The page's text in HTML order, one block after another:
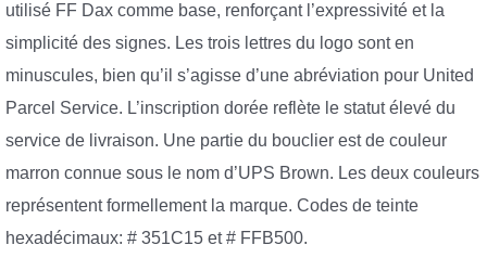
utilisé FF Dax comme base, renforçant l’expressivité et la
simplicité des signes. Les trois lettres du logo sont en
minuscules, bien qu’il s’agisse d’une abréviation pour United
Parcel Service. L’inscription dorée reflète le statut élevé du
service de livraison. Une partie du bouclier est de couleur
marron connue sous le nom d’UPS Brown. Les deux couleurs
représentent formellement la marque. Codes de teinte
hexadécimaux: # 351C15 et # FFB500.